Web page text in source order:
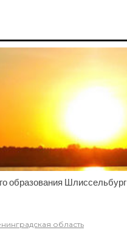
образования Шлиссельбург
область